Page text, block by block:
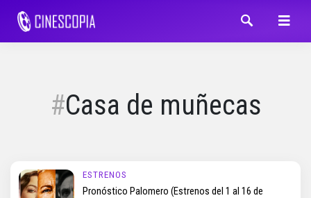
Casa de muñecas
ESTRENOS
Pronóstico Palomero (Estrenos del 1 al 16 de